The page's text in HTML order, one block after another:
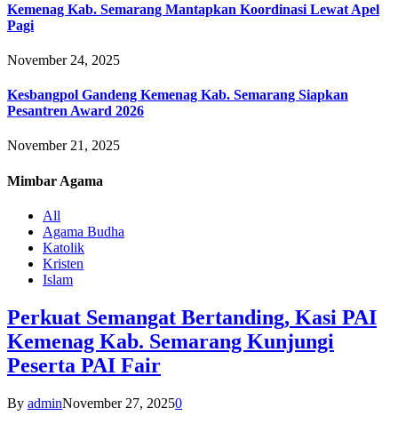
Kemenag Kab. Semarang Mantapkan Koordinasi Lewat Apel
Pagi
November 24, 2025
Kesbangpol Gandeng Kemenag Kab. Semarang Siapkan
Pesantren Award 2026
November 21, 2025
Mimbar Agama
All
Agama Budha
Katolik
Kristen
Islam
Perkuat Semangat Bertanding, Kasi PAI
Kemenag Kab. Semarang Kunjungi
Peserta PAI Fair
By adminNovember 27, 20250